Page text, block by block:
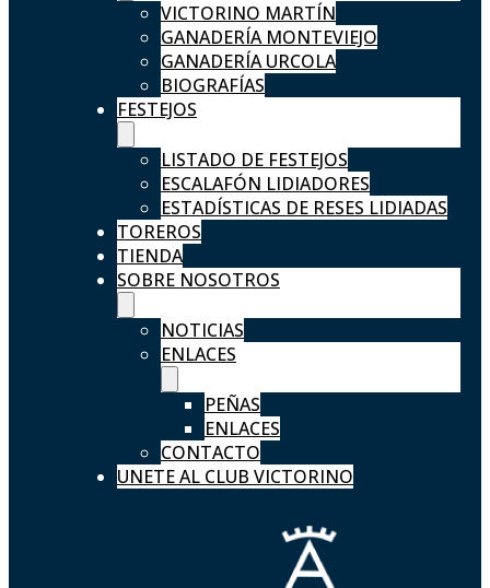
VICTORINO MARTÍN
GANADERÍA MONTEVIEJO
GANADERÍA URCOLA
BIOGRAFÍAS
FESTEJOS
LISTADO DE FESTEJOS
ESCALAFÓN LIDIADORES
ESTADÍSTICAS DE RESES LIDIADAS
TOREROS
TIENDA
SOBRE NOSOTROS
NOTICIAS
ENLACES
PEÑAS
ENLACES
CONTACTO
UNETE AL CLUB VICTORINO